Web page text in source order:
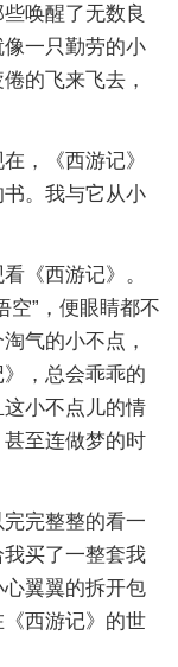
唤醒了无数良
一只勤劳的小
的飞来飞去，
，《西游记》
。我与它从小
《西游记》。
空”，便眼睛都不
气的小不点，
，总会乖乖的
小不点儿的情
至连做梦的时
完整整的看一
买了一整套我
翼翼的拆开包
西游记》的世